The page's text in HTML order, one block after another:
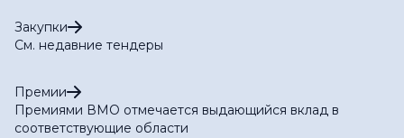
Закупки
См. недавние тендеры
Премии
Премиями ВМО отмечается выдающийся вклад в
соответствующие области